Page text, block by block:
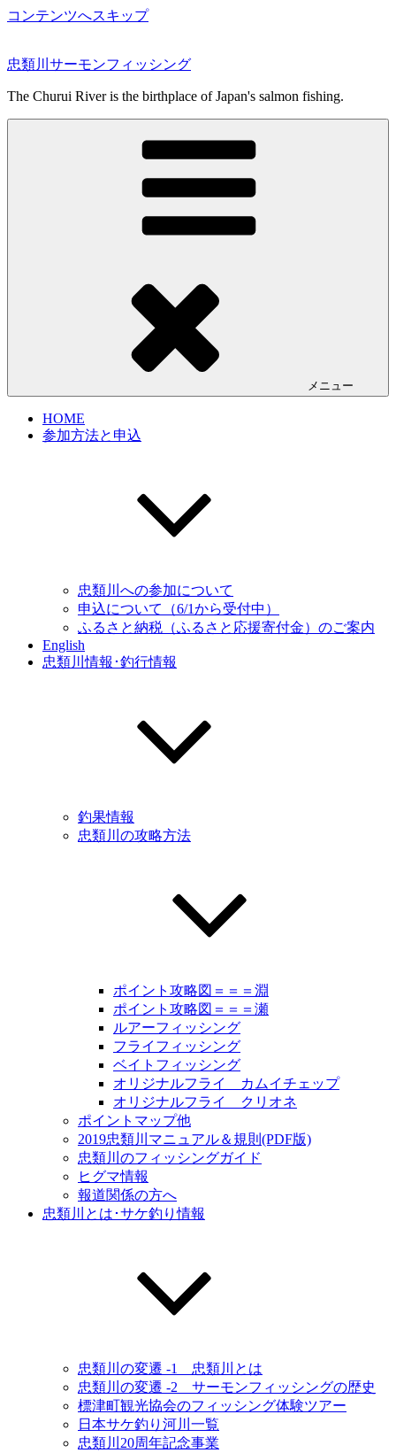
コンテンツへスキップ
忠類川サーモンフィッシング
The Churui River is the birthplace of Japan's salmon fishing.
メニュー
HOME
参加方法と申込
忠類川への参加について
申込について（6/1から受付中）
ふるさと納税（ふるさと応援寄付金）のご案内
English
忠類川情報･釣行情報
釣果情報
忠類川の攻略方法
ポイント攻略図＝＝＝淵
ポイント攻略図＝＝＝瀬
ルアーフィッシング
フライフィッシング
ベイトフィッシング
オリジナルフライ カムイチェップ
オリジナルフライ クリオネ
ポイントマップ他
2019忠類川マニュアル＆規則(PDF版)
忠類川のフィッシングガイド
ヒグマ情報
報道関係の方へ
忠類川とは･サケ釣り情報
忠類川の変遷 -1 忠類川とは
忠類川の変遷 -2 サーモンフィッシングの歴史
標津町観光協会のフィッシング体験ツアー
日本サケ釣り河川一覧
忠類川20周年記念事業